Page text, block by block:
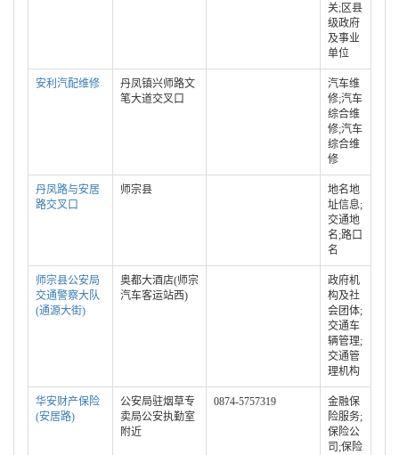
关;区县
级政府
及事业
单位
安利汽配维修
丹凤镇兴师路文
笔大道交叉口
汽车维
修;汽车
综合维
修;汽车
综合维
修
丹凤路与安居
路交叉口
师宗县
地名地
址信息;
交通地
名;路口
名
师宗县公安局
交通警察大队
(通源大街)
奥都大酒店(师宗
汽车客运站西)
政府机
构及社
会团体;
交通车
辆管理;
交通管
理机构
华安财产保险
(安居路)
公安局驻烟草专
卖局公安执勤室
附近
0874-5757319
金融保
险服务;
保险公
司;保险